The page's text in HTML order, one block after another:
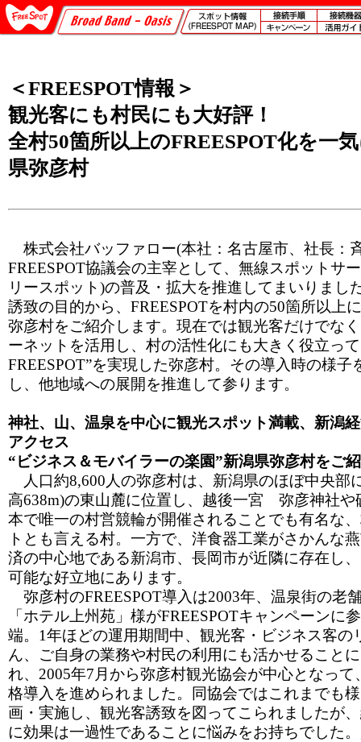
＜FREESPOT情報＞
観光客にも村民にも大好評！
全村50箇所以上のFREESPOT化を一
県弥彦村
株式会社バッファロー(本社：名古屋市、社長：
FREESPOT協議会の主宰として、無線スポットサ
リースポット)の普及・拡大を推進してまいりまし
誘致の目的から、FREESPOTを村内の50箇所以上
弥彦村をご紹介します。現在では観光客だけでな
ーネットを活用し、村の活性化にも大きく役立っ
FREESPOT”を実現した弥彦村。その導入時の様子
し、他地域への展開を推進して参ります。
神社、山、温泉を中心に観光スポット満載、新潟
アクセス
“ビジネス＆モバイラーの楽園”新潟県弥彦村をご
人口約8,600人の弥彦村は、新潟県のほぼ中央部
高638m)の東山麓に位置し、越後一宮 弥彦神社や
本で唯一の村営競輪が開催されることでも有名な
トとも言える村。一方で、洋食器工業がさかんな
済の中心地である新潟市、長岡市が近隣に存在し
可能な好立地にあります。
弥彦村のFREESPOT導入は2003年、温泉街の老
「ホテル上州苑」様がFREESPOTキャンペーンに
端。1年ほどの運用期間中、観光客・ビジネス客の
ん、ご自身の業務や村民の利用にも活かせること
れ、2005年7月から弥彦村観光協会が中心となっ
格導入を進められました。同協会ではこれまでも
画・実施し、観光客誘致を図ってこられましたが
に効果は一過性であることに悩みをお持ちでした